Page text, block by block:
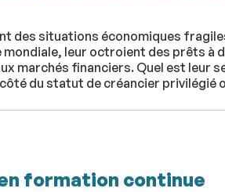
des situations économiques
mondiale, leur octroient des prêts à
marchés financiers. Quel est leur
du statut de créancier
formation continue